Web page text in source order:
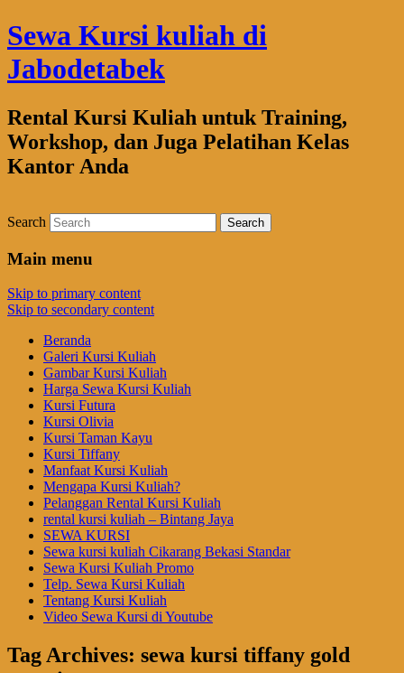
Sewa Kursi kuliah di
Jabodetabek
Rental Kursi Kuliah untuk Training,
Workshop, dan Juga Pelatihan Kelas
Kantor Anda
Search
Main menu
Skip to primary content
Skip to secondary content
Beranda
Galeri Kursi Kuliah
Gambar Kursi Kuliah
Harga Sewa Kursi Kuliah
Kursi Futura
Kursi Olivia
Kursi Taman Kayu
Kursi Tiffany
Manfaat Kursi Kuliah
Mengapa Kursi Kuliah?
Pelanggan Rental Kursi Kuliah
rental kursi kuliah – Bintang Jaya
SEWA KURSI
Sewa kursi kuliah Cikarang Bekasi Standar
Sewa Kursi Kuliah Promo
Telp. Sewa Kursi Kuliah
Tentang Kursi Kuliah
Video Sewa Kursi di Youtube
Tag Archives: sewa kursi tiffany gold